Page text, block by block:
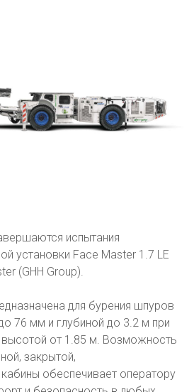
испытания
установки Face Master 1.7 LE
(GHH Group).
для бурения шпуров
76 мм и глубиной до 3.2 м при
от 1.85 м. Возможность
закрытой,
обеспечивает оператору